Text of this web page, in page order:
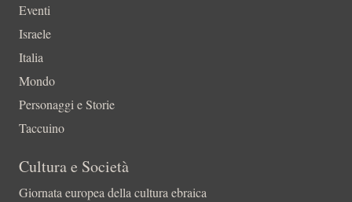
Eventi
Israele
Italia
Mondo
Personaggi e Storie
Taccuino
Cultura e Società
Giornata europea della cultura ebraica